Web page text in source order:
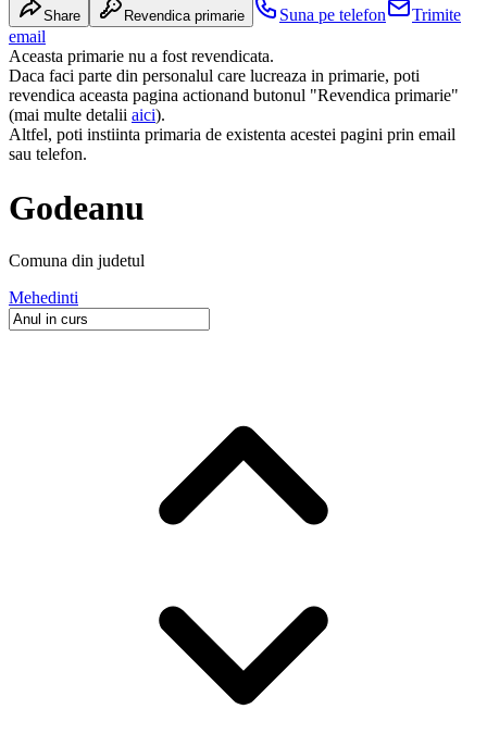
Share Revendica primarie Suna pe telefon
Trimite
email
Aceasta primarie nu a fost revendicata.
Daca faci parte din personalul care lucreaza in primarie, poti
revendica aceasta pagina actionand butonul "Revendica primarie"
(mai multe detalii aici).
Altfel, poti instiinta primaria de existenta acestei pagini prin email
sau telefon.
Godeanu
Comuna din judetul
Mehedinti